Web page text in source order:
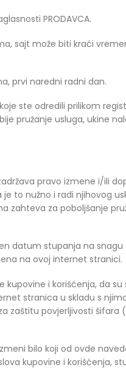
PRODAVCA.
sajt može biti kraći
prvi naredni radni dan.
ste odredili prilikom
pružanje usluga, ukine
pravo izmene i/ili
to nužno i radi njihovog
zahteva za poboljšanje
datum stupanja na snagu
na ovoj internet stranici.
i korišćenja, da
stranica u skladu s
zaštitu povjerljivosti
bilo koji od ovde
kupovine i korišćenja,